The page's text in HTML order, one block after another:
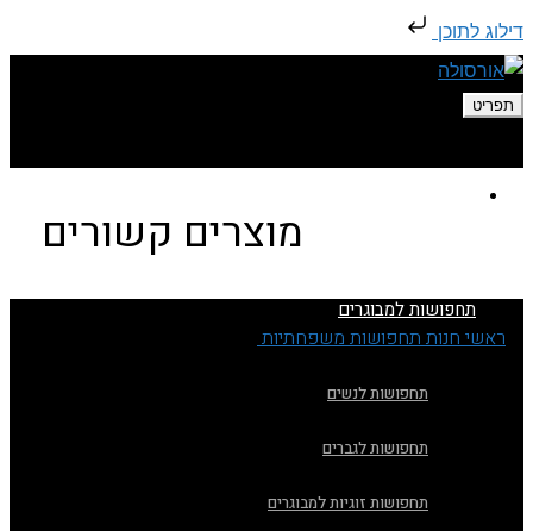
דילוג לתוכן
תפריט
תחפושות למבוגרים
תחפושות לנשים
תחפושות לגברים
תחפושות זוגיות למבוגרים
ראשיחנותתחפושות משפחתיות
תחפושת קופידון לנשים
מוצרים קשורים